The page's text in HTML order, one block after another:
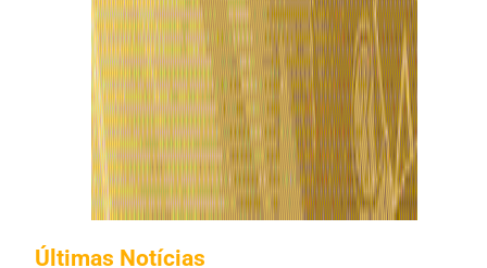
Últimas Notícias